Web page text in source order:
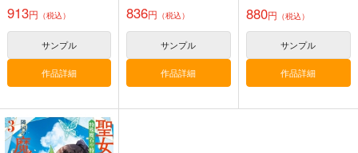
サンプル サンプル
オリジナル
サンプル
Doll1 ドール
913円 （税込）
サンプル
作品詳細
836円 （税込）
サンプル
作品詳細
880円 （税込）
サンプル
作品詳細